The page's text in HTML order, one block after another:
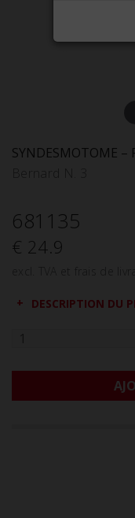
SYNDESMOTOME –
681135
€ 24.9
DESCRIPTION DU